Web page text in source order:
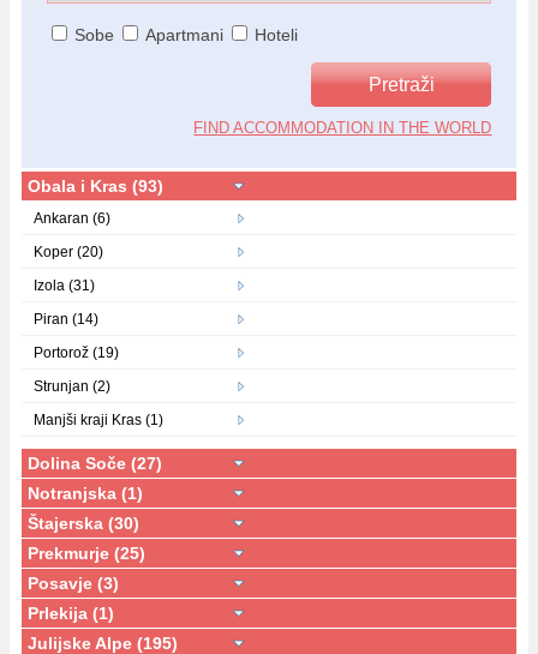
Sobe Apartmani Hoteli
FIND ACCOMMODATION IN THE WORLD
Obala i Kras (93)
Ankaran (6)
Koper (20)
Izola (31)
Piran (14)
Portorož (19)
Strunjan (2)
Manjši kraji Kras (1)
Dolina Soče (27)
Notranjska (1)
Štajerska (30)
Prekmurje (25)
Posavje (3)
Prlekija (1)
Julijske Alpe (195)